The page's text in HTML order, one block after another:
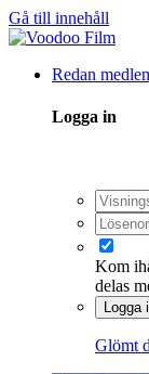
Gå till innehåll
Redan
Logga in
Kom
delas
Logga
Glömt